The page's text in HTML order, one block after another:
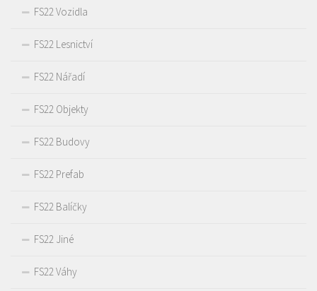
FS22 Vozidla
FS22 Lesnictví
FS22 Nářadí
FS22 Objekty
FS22 Budovy
FS22 Prefab
FS22 Balíčky
FS22 Jiné
FS22 Váhy